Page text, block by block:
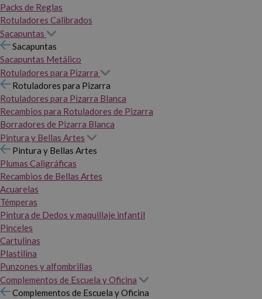
Packs de Reglas
Rotuladores Calibrados
Sacapuntas
Sacapuntas
Sacapuntas Metálico
Rotuladores para Pizarra
Rotuladores para Pizarra
Rotuladores para Pizarra Blanca
Recambios para Rotuladores de Pizarra
Borradores de Pizarra Blanca
Pintura y Bellas Artes
Pintura y Bellas Artes
Plumas Caligráficas
Recambios de Bellas Artes
Acuarelas
Témperas
Pintura de Dedos y maquillaje infantil
Pinceles
Cartulinas
Plastilina
Punzones y alfombrillas
Complementos de Escuela y Oficina
Complementos de Escuela y Oficina